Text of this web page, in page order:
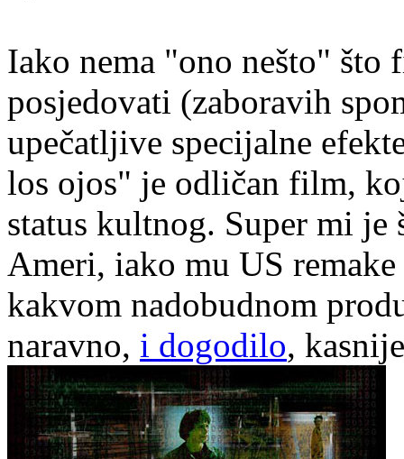
Iako nema "ono nešto" što
posjedovati (zaboravih
upečatljive specijalne
los ojos" je odličan film,
status kultnog. Super mi
Ameri, iako mu US
kakvom nadobudnom
naravno, i dogodilo,